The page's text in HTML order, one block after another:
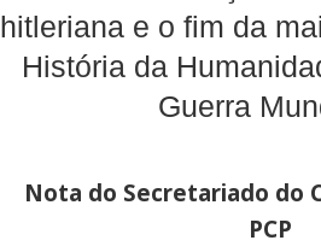
hitleriana e o fim da
História da
Guerra
Nota do Secretariado do
PCP